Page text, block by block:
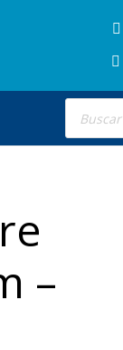
de
–